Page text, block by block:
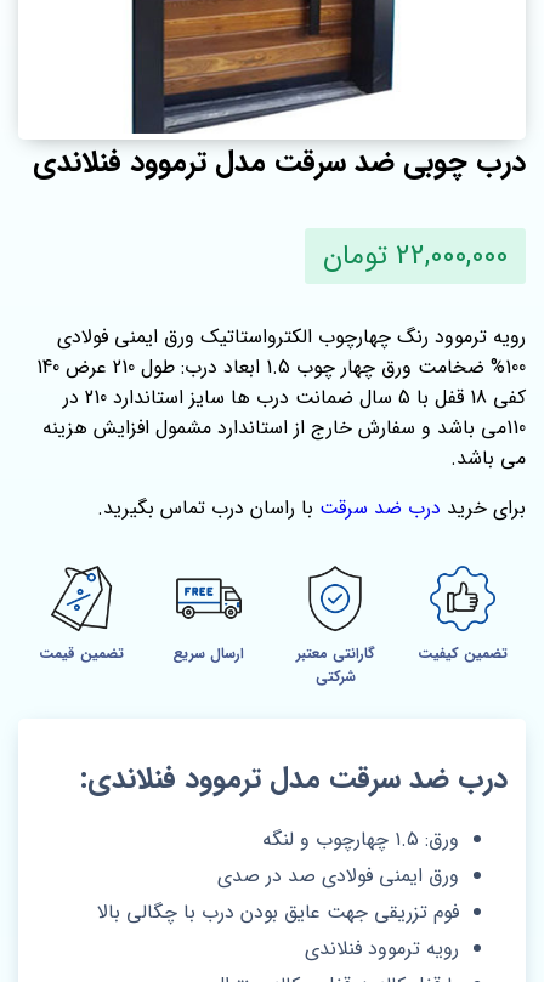
درب چوبی ضد سرقت مدل ترموود فنلاندی
22,000,000 تومان
رویه ترموود رنگ چهارچوب الکترواستاتیک ورق ایمنی فولادی
100% ضخامت ورق چهار چوب 1.5 ابعاد درب: طول 210 عرض 140
کفی 18 قفل با 5 سال ضمانت درب ها سایز استاندارد 210 در
110می باشد و سفارش خارج از استاندارد مشمول افزایش هزینه
می باشد.
برای خرید درب ضد سرقت با راسان درب تماس بگیرید.
تضمین کیفیت
گارانتی معتبر
شرکتی
ارسال سریع تضمین قیمت
درب ضد سرقت مدل ترموود فنلاندی:
ورق: ۱.۵ چهارچوب و لنگه
ورق ایمنی فولادی صد در صدی
فوم تزریقی جهت عایق بودن درب با چگالی بالا
رویه ترموود فنلاندی